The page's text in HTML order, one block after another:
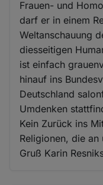
Frauen- und
darf er in einem
Weltanschauung
diesseitigen
ist einfach
hinauf ins
Deutschland
Umdenken
Kein Zurück ins
Religionen, die
Gruß Karin